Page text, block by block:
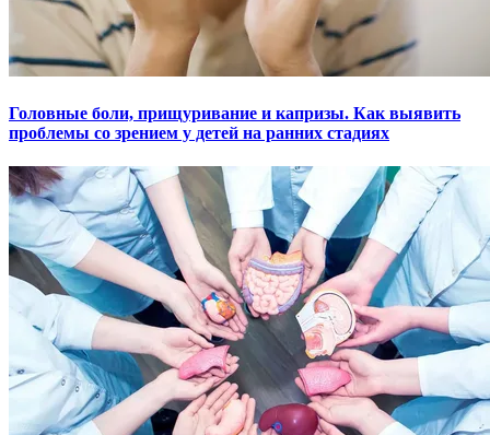
Головные боли, прищуривание и капризы. Как выявить
проблемы со зрением у детей на ранних стадиях